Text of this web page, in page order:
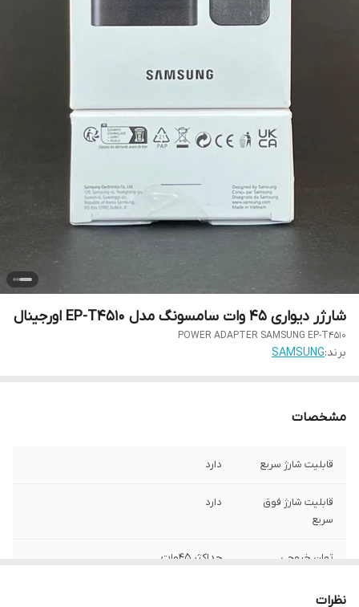
شارژر دیواری 45 وات سامسونگ مدل EP-T4510 اورجینال
POWER ADAPTER SAMSUNG EP-T4510
برند:SAMSUNG
مشخصات
قابلیت شارژ سریع دارد
قابلیت شارژ فوق
سریع
دارد
توان خروجی حداکثر 45وات
نظرات